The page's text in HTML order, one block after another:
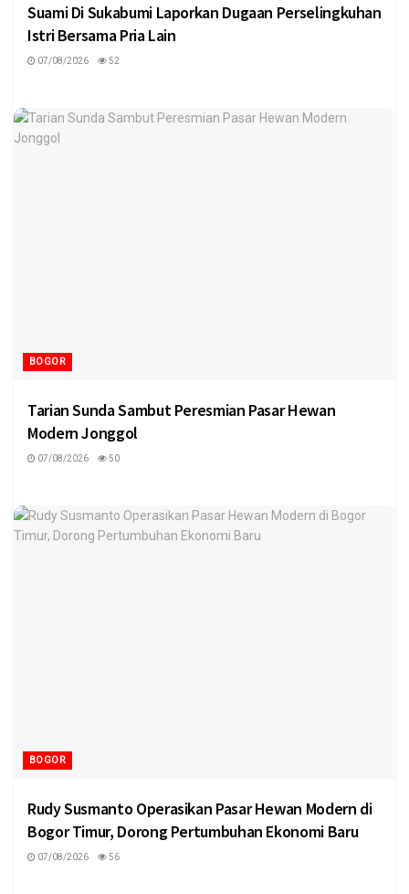
Suami Di Sukabumi Laporkan Dugaan Perselingkuhan
Istri Bersama Pria Lain
07/08/2026 52
BOGOR
Tarian Sunda Sambut Peresmian Pasar Hewan
Modern Jonggol
07/08/2026 50
BOGOR
Rudy Susmanto Operasikan Pasar Hewan Modern di
Bogor Timur, Dorong Pertumbuhan Ekonomi Baru
07/08/2026 56